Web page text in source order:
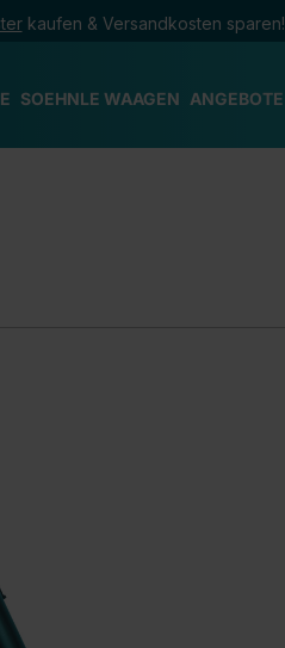
kaufen & Versandkosten sparen!
SOEHNLE WAAGEN ANGEBOTE